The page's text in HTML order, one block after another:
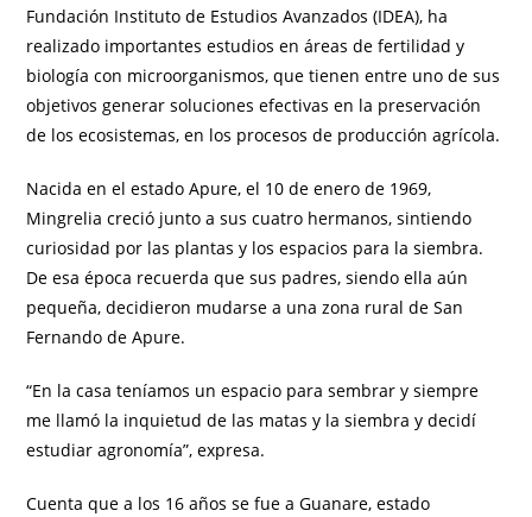
Fundación Instituto de Estudios Avanzados (IDEA), ha
realizado importantes estudios en áreas de fertilidad y
biología con microorganismos, que tienen entre uno de sus
objetivos generar soluciones efectivas en la preservación
de los ecosistemas, en los procesos de producción agrícola.
Nacida en el estado Apure, el 10 de enero de 1969,
Mingrelia creció junto a sus cuatro hermanos, sintiendo
curiosidad por las plantas y los espacios para la siembra.
De esa época recuerda que sus padres, siendo ella aún
pequeña, decidieron mudarse a una zona rural de San
Fernando de Apure.
“En la casa teníamos un espacio para sembrar y siempre
me llamó la inquietud de las matas y la siembra y decidí
estudiar agronomía”, expresa.
Cuenta que a los 16 años se fue a Guanare, estado